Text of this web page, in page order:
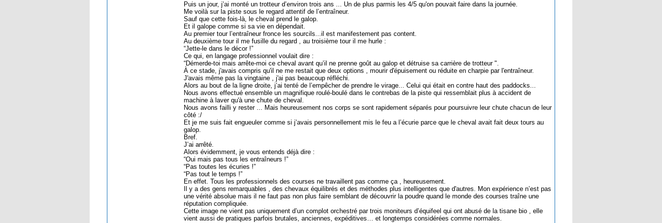
Puis un jour, j’ai monté un trotteur d’environ trois ans ... Un de plus parmis les 4/5 qu'on pouvait faire dans la journée.
Me voilà sur la piste sous le regard attentif de l’entraîneur.
Sauf que cette fois-là, le cheval prend le galop.
Et il galope comme si sa vie en dépendait.
Au premier tour l’entraîneur fronce les sourcils...il est manifestement pas content.
Au deuxième tour il me fusille du regard , au troisième tour il me hurle :
“Jette-le dans le décor !”
Ce qui, en langage professionnel voulait dire :
“Démerde-toi mais arrête-moi ce cheval avant qu’il ne prenne goût au galop et détruise sa carrière de trotteur ".
À ce stade, j'avais compris qu'il ne me restait que deux options , mourir d'épuisement ou réduite en charpie par l'entraîneur.
J'avais même pas la vingtaine , j'ai pas beaucoup réfléchi.
Alors au bout de la ligne droite, j’ai tenté de l’empêcher de prendre le virage... Celui qui était en contre haut des paddocks...
Nous avons effectué ensemble un magnifique roulé-boulé dans le contrebas de la piste qui ressemblait plus à accident de
machine à laver qu'à une chute de cheval.
Nous avons failli y rester ... Mais heureusement nos corps se sont rapidement séparés pour poursuivre leur chute chacun de leur
côté :/
Et je me suis fait engueuler comme si j’avais personnellement mis le feu a l’écurie parce que le cheval avait fait deux tours au
galop.
Bref.
J’ai arrêté.
Alors évidemment, je vous entends déjà dire :
“Oui mais pas tous les entraîneurs !”
“Pas toutes les écuries !”
“Pas tout le temps !”
En effet. Tous les professionnels des courses ne travaillent pas comme ça , heureusement.
Il y a des gens remarquables , des chevaux équilibrés et des méthodes plus intelligentes que d'autres. Mon expérience n’est pas
une vérité absolue mais il ne faut pas non plus faire semblant de découvrir la poudre quand le monde des courses traîne une
réputation compliquée.
Cette image ne vient pas uniquement d’un complot orchestré par trois moniteurs d’équifeel qui ont abusé de la tisane bio , elle
vient aussi de pratiques parfois brutales, anciennes, expéditives… et longtemps considérées comme normales.